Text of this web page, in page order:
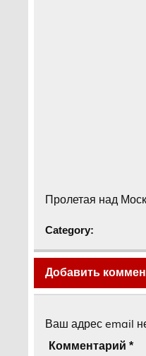
Пролетая над
Category:
Добавить
Ваш адрес email
Комментарий*